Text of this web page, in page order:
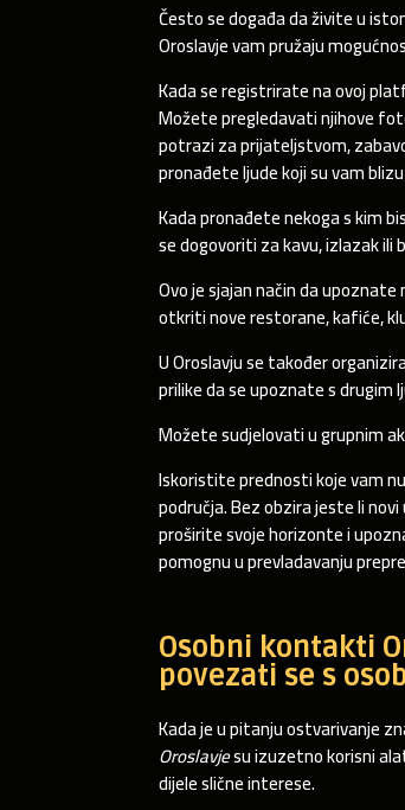
Često se događa da živite u
Oroslavje vam pružaju
Kada se registrirate na ovoj
Možete pregledavati njihove
potrazi za prijateljstvom,
pronađete ljude koji su vam
Kada pronađete nekoga s kim
se dogovoriti za kavu, izlazak ili
Ovo je sjajan način da
otkriti nove restorane, kafiće,
U Oroslavju se također
prilike da se upoznate s drugim
Možete sudjelovati u grupnim
Iskoristite prednosti koje vam
područja. Bez obzira jeste li
proširite svoje horizonte i
pomognu u prevladavanju
Osobni kontakti
povezati se s
Kada je u pitanju ostvarivanje
Oroslavjesu izuzetno korisni
dijele slične interese.